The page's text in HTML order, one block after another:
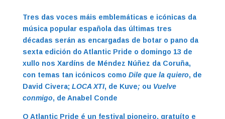
Tres das voces máis emblemáticas e icónicas da
música popular española das últimas tres
décadas serán as encargadas de botar o pano da
sexta edición do Atlantic Pride o domingo 13 de
xullo nos Xardíns de Méndez Núñez da Coruña,
con temas tan icónicos como Dile que la quiero, de
David Civera; LOCA XTI, de Kuve; ou Vuelve
conmigo, de Anabel Conde
O Atlantic Pride é un festival pioneiro, gratuíto e